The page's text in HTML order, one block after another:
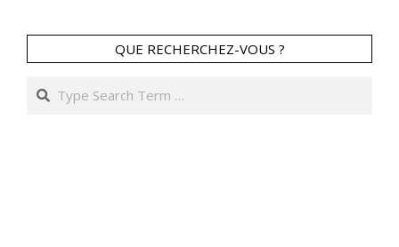
QUE RECHERCHEZ-VOUS ?
Search